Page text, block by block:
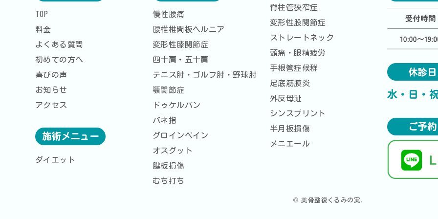
TOP
料金
よくある質問
初めての方へ
喜びの声
お知らせ
アクセス
施術メニュー
ダイエット
慢性腰痛
腰椎椎間板ヘルニア
変形性膝関節症
四十肩・五十肩
テニス肘・ゴルフ肘・野球肘
顎関節症
ドゥケルバン
バネ指
グロインペイン
オスグット
腱板損傷
むち打ち
脊柱管狭窄症
変形性股関節症
ストレートネック
頭痛・眼精疲労
手根管症候群
足底筋膜炎
外反母趾
シンスプリント
半月板損傷
メニエール
休診日
水・日・
ご予約
© 美骨整復くるみの実.